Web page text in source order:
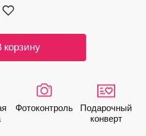
корзину
Фото­контроль
Подарочный
конверт